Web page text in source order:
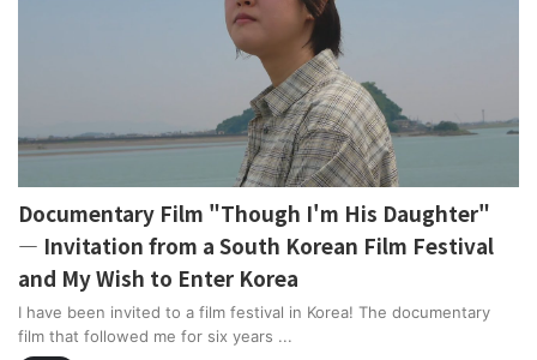
Documentary Film "Though I'm His Daughter"
— Invitation from a South Korean Film Festival
and My Wish to Enter Korea
I have been invited to a film festival in Korea! The documentary
film that followed me for six years ...